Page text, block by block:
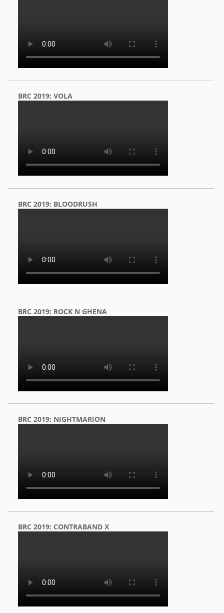
BRC 2019: VOLA
BRC 2019: BLOODRUSH
BRC 2019: ROCK N GHENA
BRC 2019: NIGHTMARION
BRC 2019: CONTRABAND X